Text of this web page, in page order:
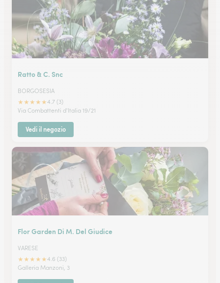
Ratto & C. Snc
BORGOSESIA
★★★★★4.7 (3)
Via Combattenti d'Italia 19/21
Vedi il negozio
Flor Garden Di M. Del Giudice
VARESE
★★★★★4.6 (33)
Galleria Manzoni, 3